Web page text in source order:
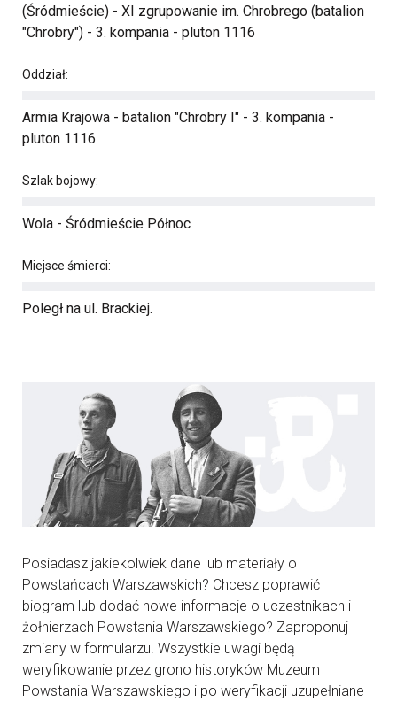
(Śródmieście) - XI zgrupowanie im. Chrobrego (batalion
"Chrobry") - 3. kompania - pluton 1116
Oddział:
Armia Krajowa - batalion "Chrobry I" - 3. kompania -
pluton 1116
Szlak bojowy:
Wola - Śródmieście Północ
Miejsce śmierci:
Poległ na ul. Brackiej.
Posiadasz jakiekolwiek dane lub materiały o
Powstańcach Warszawskich? Chcesz poprawić
biogram lub dodać nowe informacje o uczestnikach i
żołnierzach Powstania Warszawskiego? Zaproponuj
zmiany w formularzu. Wszystkie uwagi będą
weryfikowanie przez grono historyków Muzeum
Powstania Warszawskiego i po weryfikacji uzupełniane